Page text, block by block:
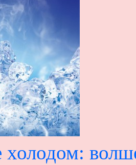
холодом: